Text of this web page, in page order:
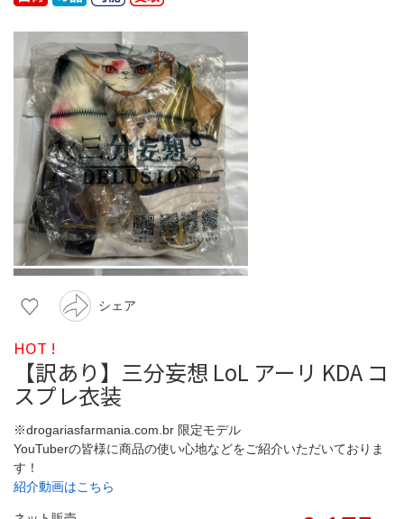
シェア
HOT !
【訳あり】三分妄想 LoL アーリ KDA コ
スプレ衣装
※drogariasfarmania.com.br 限定モデル
YouTuberの皆様に商品の使い心地などをご紹介いただいておりま
す！
紹介動画はこちら